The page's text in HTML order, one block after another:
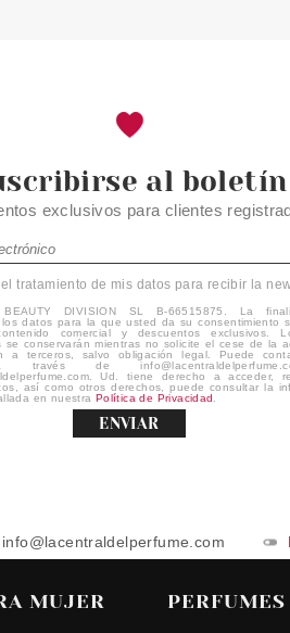
al boletín
exclusivos para clientes
tratamiento de mis datos para recibir la
BEAUTY DIVISION SL B-66515875. La
datos para la que usted da su consentimiento
comercial y descuentos exclusivos.
se conservarán mientras no solicite el cese de la
a terceros, salvo obligación legal. Puede
través de
Ud. tiene derecho a acceder,
así como otros derechos, puede consultar la
en nuestra Política de Privacidad
ENVIAR
info@lacentraldelperfume.com
MUJER